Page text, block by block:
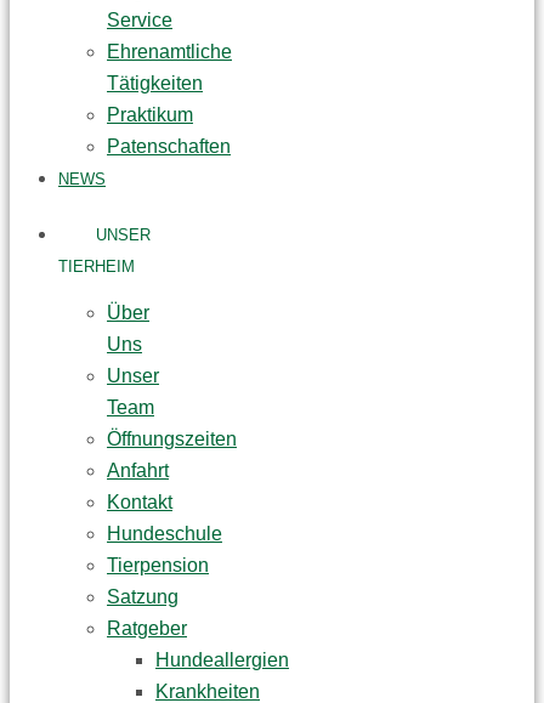
Service
Ehrenamtliche
Tätigkeiten
Praktikum
Patenschaften
NEWS
UNSER
TIERHEIM
Über
Uns
Unser
Team
Öffnungszeiten
Anfahrt
Kontakt
Hundeschule
Tierpension
Satzung
Ratgeber
Hundeallergien
Krankheiten